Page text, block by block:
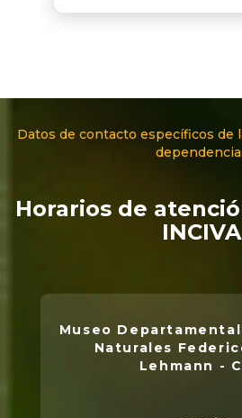
Datos de contacto específicos de
Horarios de
INCIVA
Museo
Naturales
Lehmann -